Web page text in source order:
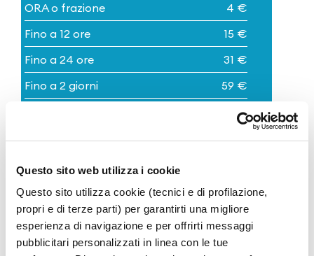
Questo sito web utilizza i cookie
Questo sito utilizza cookie (tecnici e di profilazione,
propri e di terze parti) per garantirti una migliore
esperienza di navigazione e per offrirti messaggi
pubblicitari personalizzati in linea con le tue
ORA o frazione
4 €
Fino a 12 ore
15 €
Fino a 24 ore
31 €
Fino a 2 giorni
59 €
85 €
Fino a 4 giorni
111 €
Fino a 5 giorni
Fino a 6 giorni
117 €
Fino a 7 giorni
119 €
Giorni successivi o frazione
18 €